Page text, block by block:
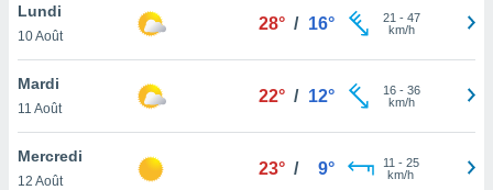
le
ainsi
un
Lundi
10 Août
28° / 16° 21 - 47
km/h
Mardi
11 Août
22° / 12° 16- 36
km/h
Mercredi
12 Août
23° / 9° 11 - 25
km/h